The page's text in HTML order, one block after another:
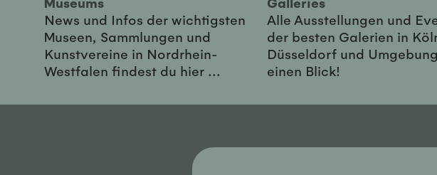
News und Infos der wichtigsten
Museen, Sammlungen und
Kunstvereine in Nordrhein-
Westfalen findest du hier ...
Alle Ausstellungen und
der besten Galerien in
Düsseldorf und
einen Blick!